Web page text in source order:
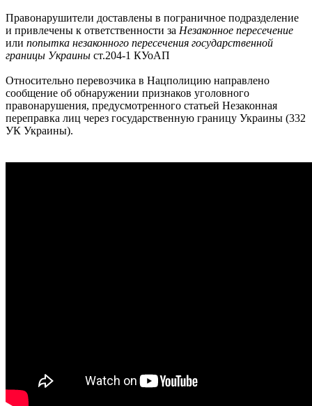
Правонарушители доставлены в пограничное подразделение
и привлечены к ответственности за Незаконное пересечение
или попытка незаконного пересечения государственной
границы Украины ст.204-1 КУоАП
Относительно перевозчика в Нацполицию направлено
сообщение об обнаружении признаков уголовного
правонарушения, предусмотренного статьей Незаконная
переправка лиц через государственную границу Украины (332
УК Украины).